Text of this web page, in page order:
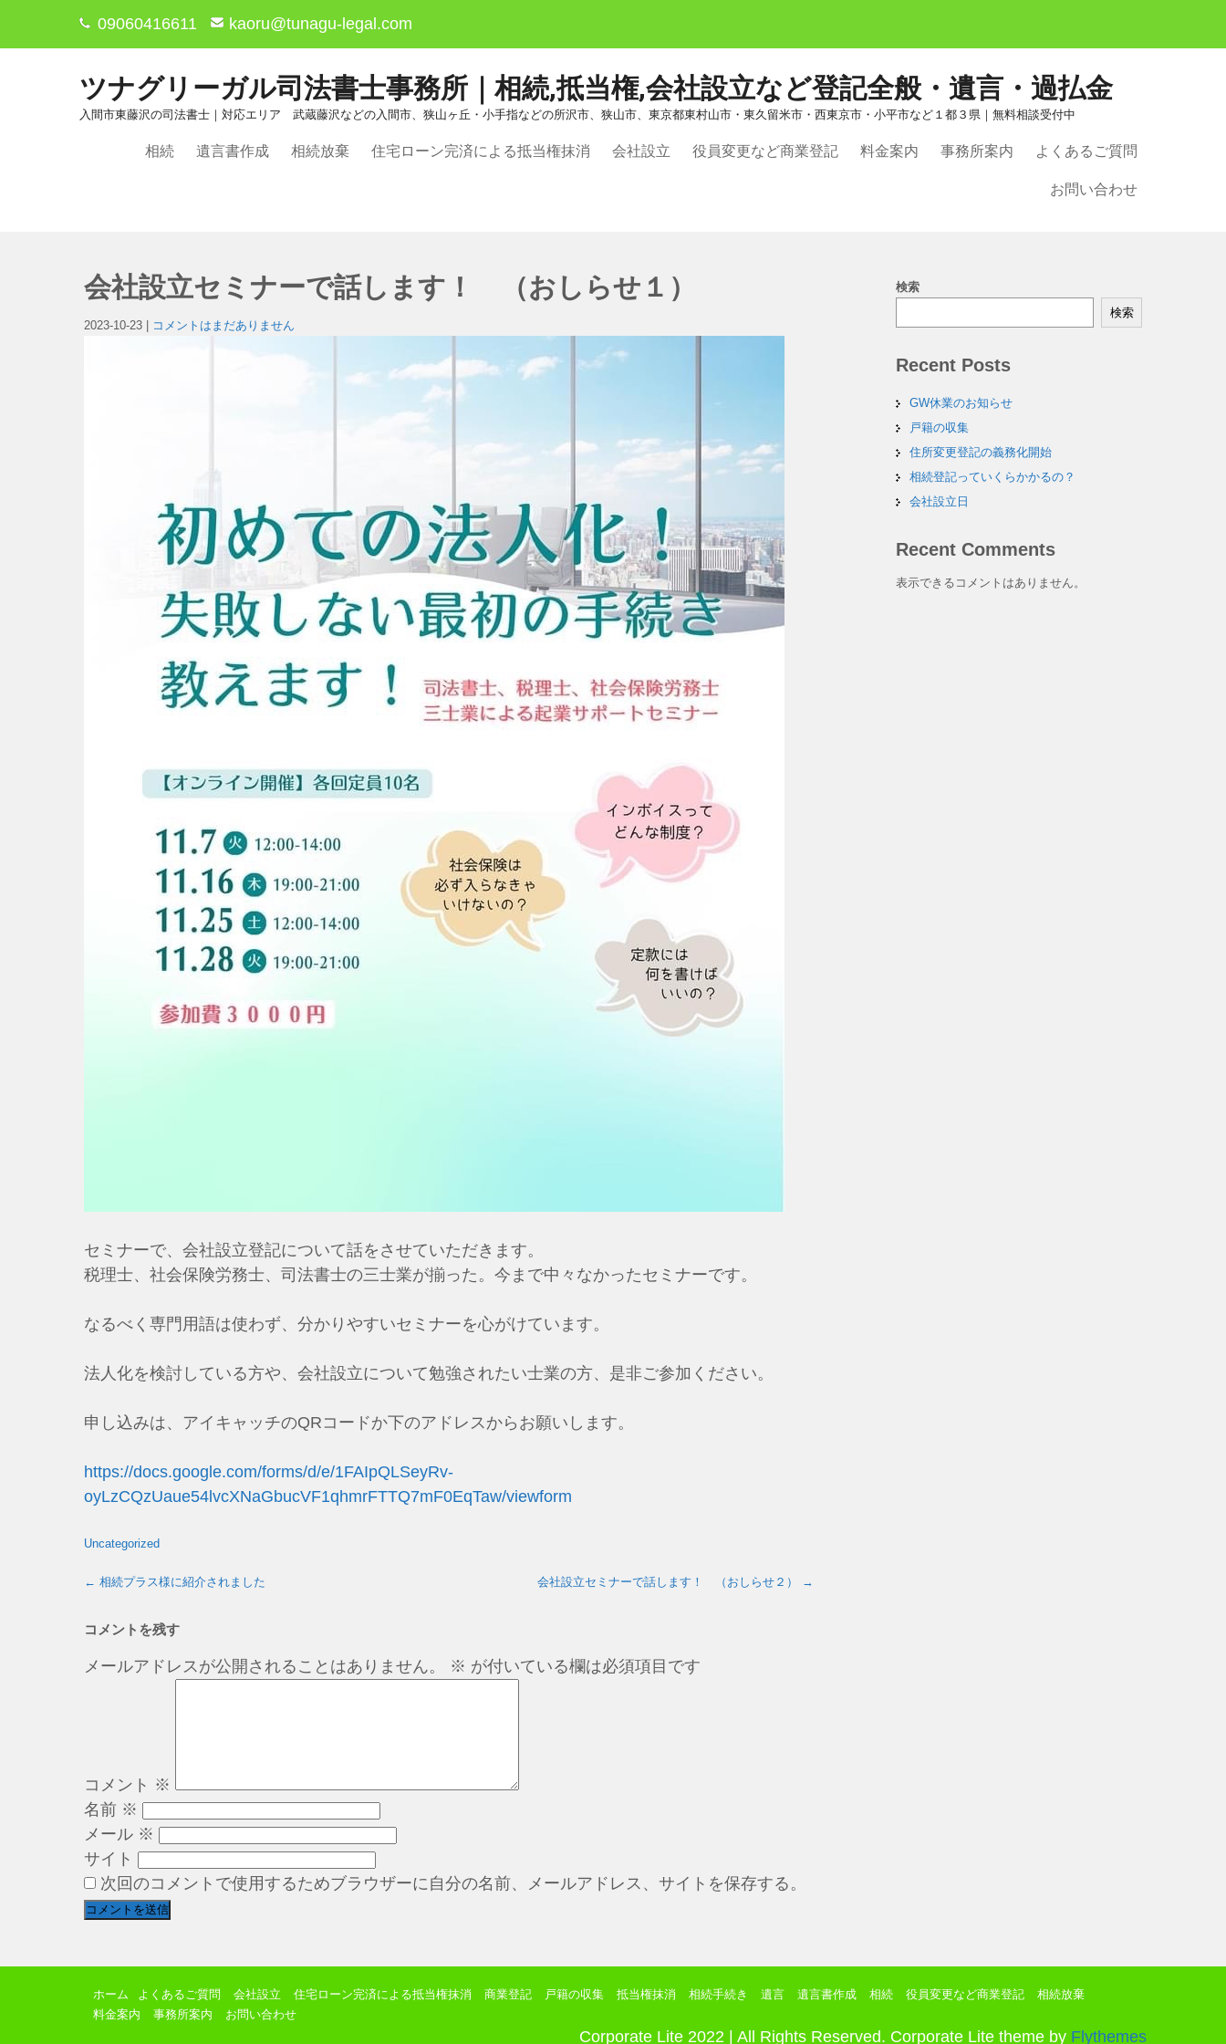
09060416611 kaoru@tunagu-legal.com
ツナグリーガル司法書士事務所｜相続,抵当権,会社設立など登記全般・遺言・過払金
入間市東藤沢の司法書士｜対応エリア 武蔵藤沢などの入間市、狭山ヶ丘・小手指などの所沢市、狭山市、東京都東村山市・東久留米市・西東京市・小平市など１都３県｜無料相談受付中
相続 遺言書作成 相続放棄 住宅ローン完済による抵当権抹消 会社設立 役員変更など商業登記 料金案内 事務所案内 よくあるご質問
お問い合わせ
会社設立セミナーで話します！ （おしらせ１）
2023-10-23 コメントはまだありません
セミナーで、会社設立登記について話をさせていただきます。
税理士、社会保険労務士、司法書士の三士業が揃った。今まで中々なかったセミナーです。
なるべく専門用語は使わず、分かりやすいセミナーを心がけています。
法人化を検討している方や、会社設立について勉強されたい士業の方、是非ご参加ください。
申し込みは、アイキャッチのQRコードか下のアドレスからお願いします。
https://docs.google.com/forms/d/e/1FAIpQLSeyRv-
oyLzCQzUaue54lvcXNaGbucVF1qhmrFTTQ7mF0EqTaw/viewform
Uncategorized
← 相続プラス様に紹介されました 会社設立セミナーで話します！ （おしらせ２） →
コメントを残す
メールアドレスが公開されることはありません。 ※ が付いている欄は必須項目です
コメント ※
名前 ※
メール ※
サイト
次回のコメントで使用するためブラウザーに自分の名前、メールアドレス、サイトを保存する。
検索
検索
Recent Posts
GW休業のお知らせ
戸籍の収集
住所変更登記の義務化開始
相続登記っていくらかかるの？
会社設立日
Recent Comments
表示できるコメントはありません。
ホーム よくあるご質問 会社設立 住宅ローン完済による抵当権抹消 商業登記 戸籍の収集 抵当権抹消 相続手続き 遺言 遺言書作成 相続 役員変更など商業登記
相続放棄
料金案内
事務所案内 お問い合わせ
Corporate Lite 2022 | All Rights Reserved. Corporate Lite theme by Flythemes